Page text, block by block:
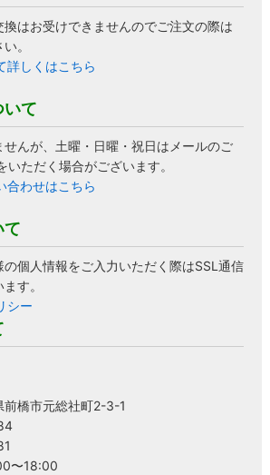
換はお受けできませんのでご注文の際は
。
詳しくはこちら
いて
んが、土曜・日曜・祝日はメールのご
ただく場合がございます。
合わせはこちら
て
個人情報をご入力いただく際はSSL通信
す。
シー
橋市元総社町2-3-1
〜18:00